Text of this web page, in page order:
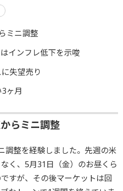
ミニ調整
インフレ低下を示唆
失望売り
ヶ月
らミニ調整
調整を経験しました。先週の米
く、5月31日（金）のお昼くら
すが、その後マーケットは回